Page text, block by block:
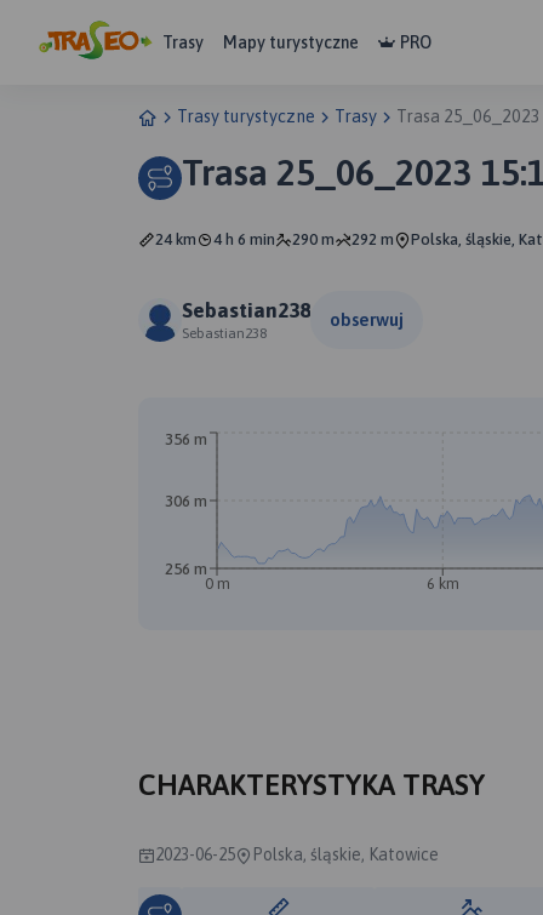
Trasy Mapy turystyczne PRO
Trasy turystyczne Trasy Trasa 25_06_2023
Trasa 25_06_2023
24 km 4 h 6 min 290 m 292 m Polska, śląskie,
Sebastian238
Sebastian238
obserwuj
0 m 6 km
256 m
306 m
356 m
CHARAKTERYSTYKA TRASY
2023-06-25 Polska, śląskie, Katowice